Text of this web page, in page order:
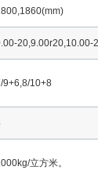
20,9.00r20,10.00-
9+6,8/10+8
立方米。